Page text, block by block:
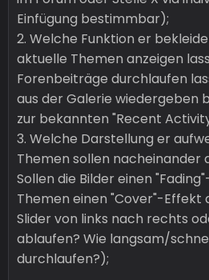
Einfügung bestimmbar);
2. Welche Funktion er
aktuelle Themen anzeigen
Forenbeiträge durchlaufen
aus der Galerie wiedergeben
zur bekannten "Recent
3. Welche Darstellung er
Themen sollen nacheinander
Sollen die Bilder einen
Themen einen "Cover"-Effekt
Slider von links nach rechts
ablaufen? Wie langsam/
durchlaufen?);